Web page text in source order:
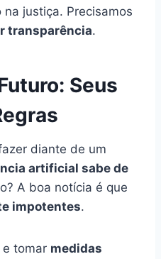
justiça. Precisamos
transparência.
Seus
diante de um
artificial sabe de
A boa notícia é que
impotentes.
e tomar medidas